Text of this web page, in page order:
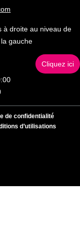
à droite au niveau de
gauche
Cliquez ici
de confidentialité
d’utilisations